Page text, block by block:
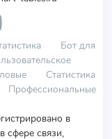
Бот для
Статистика
Профессиональные
в
сфере связи,